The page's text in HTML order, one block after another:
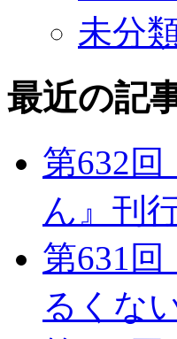
未分
最近の記
第632
ん』刊
第631
るくな